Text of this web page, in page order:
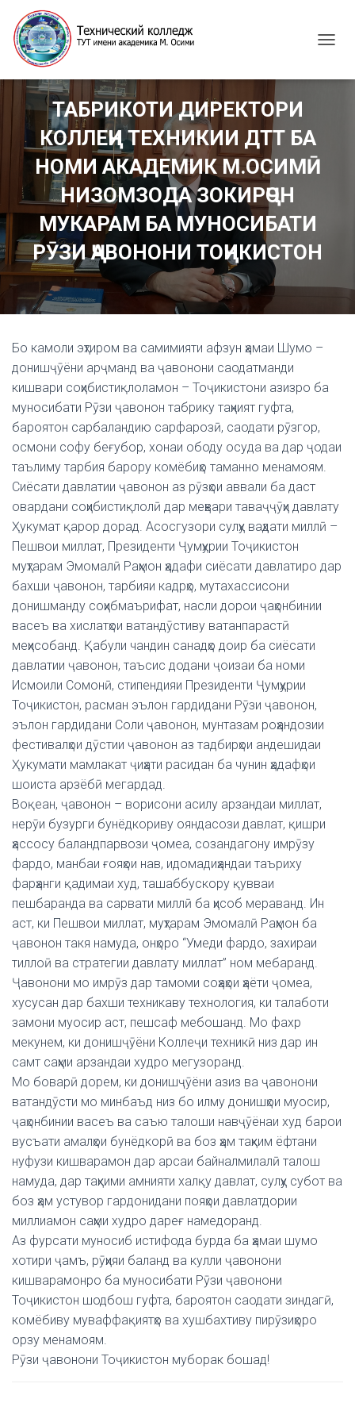
G
ТАБРИКОТИ ДИРЕКТОРИ
КОЛЛЕҶИ ТЕХНИКИИ ДТТ БА
НОМИ АКАДЕМИК М.ОСИМӢ
НИЗОМЗОДА ЗОКИРҶОН
МУКАРАМ БА МУНОСИБАТИ
РӮЗИ ҶАВОНОНИ ТОҶИКИСТОН
Бо камоли эҳтиром ва самимияти афзун ҳамаи Шумо –
донишҷӯёни арҷманд ва ҷавонони саодатманди
кишвари соҳибистиқлоламон – Тоҷикистони азизро ба
муносибати Рӯзи ҷавонон табрику таҳният гуфта,
бароятон сарбаландию сарфарозӣ, саодати рӯзгор,
осмони софу беғубор, хонаи ободу осуда ва дар ҷодаи
таълиму тарбия барору комёбиҳо таманно менамоям.
Сиёсати давлатии ҷавонон аз рӯзҳои аввали ба даст
овардани соҳибистиқлолӣ дар меҳвари таваҷҷӯҳи давлату
Ҳукумат қарор дорад. Асосгузори сулҳу ваҳдати миллӣ –
Пешвои миллат, Президенти Ҷумҳурии Тоҷикистон
муҳтарам Эмомалӣ Раҳмон ҳадафи сиёсати давлатиро дар
бахши ҷавонон, тарбияи кадрҳо, мутахассисони
донишманду соҳибмаърифат, насли дорои ҷаҳонбинии
васеъ ва хислатҳои ватандӯстиву ватанпарастӣ
меҳисобанд. Қабули чандин санадҳо доир ба сиёсати
давлатии ҷавонон, таъсис додани ҷоизаи ба номи
Исмоили Сомонӣ, стипендияи Президенти Ҷумҳурии
Тоҷикистон, расман эълон гардидани Рӯзи ҷавонон,
эълон гардидани Соли ҷавонон, мунтазам роҳандозии
фестивалҳои дӯстии ҷавонон аз тадбирҳои андешидаи
Ҳукумати мамлакат ҷиҳати расидан ба чунин ҳадафҳои
шоиста арзёбӣ мегардад.
Воқеан, ҷавонон – ворисони асилу арзандаи миллат,
нерӯи бузурги бунёдкориву ояндасози давлат, қишри
ҳассосу баландпарвози ҷомеа, созандагону имрӯзу
фардо, манбаи ғояҳои нав, идомадиҳандаи таъриху
фарҳанги қадимаи худ, ташаббускору қувваи
пешбаранда ва сарвати миллӣ ба ҳисоб мераванд. Ин
аст, ки Пешвои миллат, муҳтарам Эмомалӣ Раҳмон ба
ҷавонон такя намуда, онҳоро “Умеди фардо, захираи
тиллоӣ ва стратегии давлату миллат” ном мебаранд.
Ҷавонони мо имрӯз дар тамоми соҳаҳои ҳаёти ҷомеа,
хусусан дар бахши техникаву технология, ки талаботи
замони муосир аст, пешсаф мебошанд. Мо фахр
мекунем, ки донишҷӯёни Коллеҷи техникӣ низ дар ин
самт саҳми арзандаи худро мегузоранд.
Мо боварӣ дорем, ки донишҷӯёни азиз ва ҷавонони
ватандӯсти мо минбаъд низ бо илму донишҳои муосир,
ҷаҳонбинии васеъ ва саъю талоши навҷӯёнаи худ барои
вусъати амалҳои бунёдкорӣ ва боз ҳам таҳким ёфтани
нуфузи кишварамон дар арсаи байналмилалӣ талош
намуда, дар таҳкими амнияти халқу давлат, сулҳу субот ва
боз ҳам устувор гардонидани пояҳои давлатдории
миллиамон саҳми худро дареғ намедоранд.
Аз фурсати муносиб истифода бурда ба ҳамаи шумо
хотири ҷамъ, рӯҳияи баланд ва кулли ҷавонони
кишварамонро ба муносибати Рӯзи ҷавонони
Тоҷикистон шодбош гуфта, бароятон саодати зиндагӣ,
комёбиву муваффақиятҳо ва хушбахтиву пирӯзиҳоро
орзу менамоям.
Рӯзи ҷавонони Тоҷикистон муборак бошад!